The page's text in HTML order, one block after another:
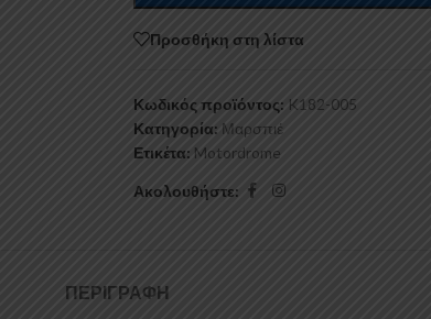
Προσθήκη στη λίστα
Κωδικός προϊόντος: K182-005
Κατηγορία: Μαρσπιέ
Ετικέτα: Motordrome
Ακολουθήστε:
ΠΕΡΙΓΡΑΦΉ